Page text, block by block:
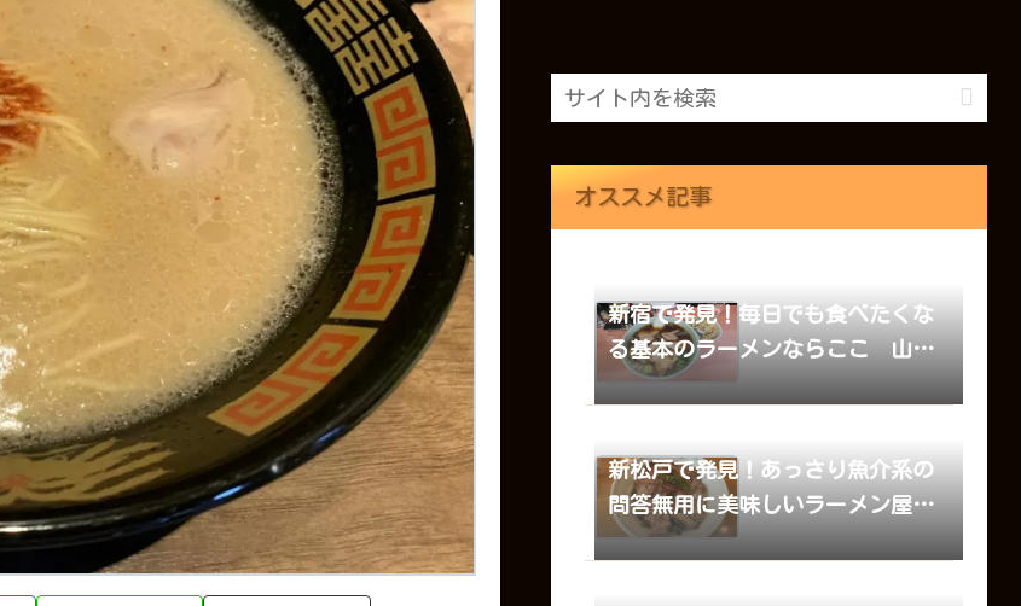
オススメ記事
新宿で発見！毎日でも食べたくな
る基本のラーメンならここ 山田
新松戸で発見！あっさり魚介系の
問答無用に美味しいラーメン屋
麺道GENTEN